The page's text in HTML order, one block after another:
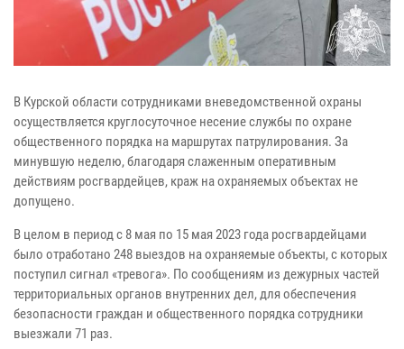
В Курской области сотрудниками вневедомственной охраны
осуществляется круглосуточное несение службы по охране
общественного порядка на маршрутах патрулирования. За
минувшую неделю, благодаря слаженным оперативным
действиям росгвардейцев, краж на охраняемых объектах не
допущено.
В целом в период с 8 мая по 15 мая 2023 года росгвардейцами
было отработано 248 выездов на охраняемые объекты, с которых
поступил сигнал «тревога». По сообщениям из дежурных частей
территориальных органов внутренних дел, для обеспечения
безопасности граждан и общественного порядка сотрудники
выезжали 71 раз.